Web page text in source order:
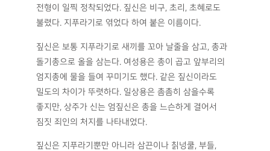
전형이 일찍 정착되었다. 짚신은 비구, 초리, 초혜로도
불렸다. 지푸라기로 엮었다 하여 붙은 이름이다.
짚신은 보통 지푸라기로 새끼를 꼬아 날줄을 삼고, 총과
돌기총으로 올을 삼는다. 여성용은 총이 곱고 앞부리의
엄지총에 물을 들여 꾸미기도 했다. 같은 짚신이라도
밀도의 차이가 뚜렷하다. 일상용은 촘촘히 삼을수록
좋지만, 상주가 신는 엄짚신은 총을 느슨하게 결어서
짐짓 죄인의 처지를 나타내었다.
짚신은 지푸라기뿐만 아니라 삼끈이나 칡넝쿨, 부들,